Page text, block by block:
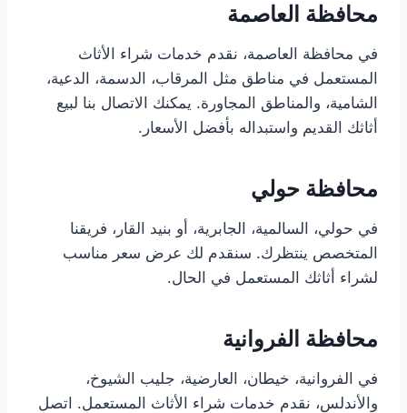
محافظة العاصمة
في محافظة العاصمة، نقدم خدمات شراء الأثاث
المستعمل في مناطق مثل المرقاب، الدسمة، الدعية،
الشامية، والمناطق المجاورة. يمكنك الاتصال بنا لبيع
أثاثك القديم واستبداله بأفضل الأسعار.
محافظة حولي
في حولي، السالمية، الجابرية، أو بنيد القار، فريقنا
المتخصص ينتظرك. سنقدم لك عرض سعر مناسب
لشراء أثاثك المستعمل في الحال.
محافظة الفروانية
في الفروانية، خيطان، العارضية، جليب الشيوخ،
والأندلس، نقدم خدمات شراء الأثاث المستعمل. اتصل